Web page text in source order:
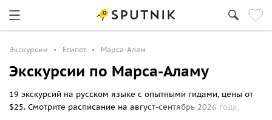
Экскурсии Египет Марса-Алам
Экскурсии по Марса-Аламу
19 экскурсий на русском языке с опытными гидами, цены от
$25. Смотрите расписание на август-сентябрь 2026 года,